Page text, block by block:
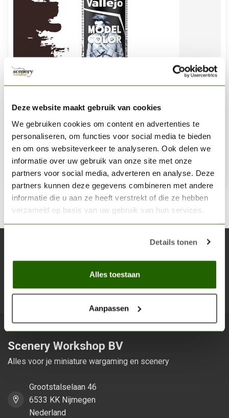
Deze website maakt gebruik van cookies
We gebruiken cookies om content en advertenties te
personaliseren, om functies voor social media te bieden
en om ons websiteverkeer te analyseren. Ook delen we
informatie over uw gebruik van onze site met onze
partners voor social media, adverteren en analyse. Deze
partners kunnen deze gegevens combineren met andere
informatie die u aan ze heeft verstrekt of die ze hebben
verzameld op basis van uw gebruik van hun services.
Details tonen
Alles toestaan
Aanpassen
Model Color Black Red - 18ml - 70859
€3,06
Op voorraad
Blijf op de hoogte over onze laatste acties
Scenery Workshop BV
Alles voor je miniature wargaming en scenery
Grootstalselaan 46
6533 KK Nijmegen
Nederland